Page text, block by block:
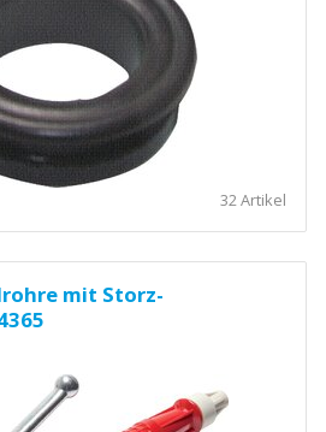
32 Artikel
mit Storz-